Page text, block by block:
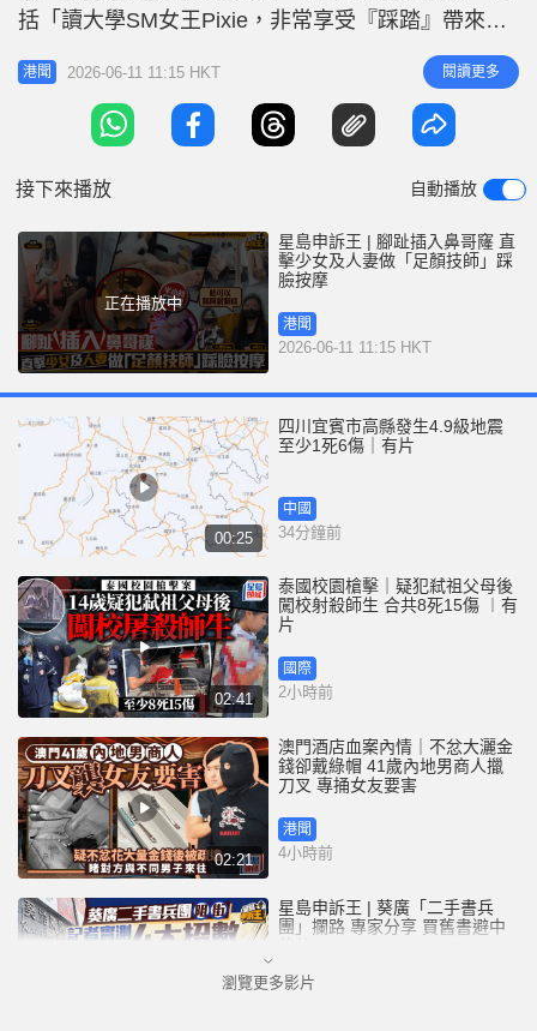
n
括「讀大學SM女王Pixie，非常享受『踩踏』帶來的
支配感」、「Anna在女僕咖啡廳工作，腳底帶甜甜
香氣」。網上技師一欄約有二十人可供選擇，大部分
只見到腳部，未能清楚看到樣貌。 不少網友看過介
紹後表示「刷新三觀」，有人直言「好恐怖，適合變
港聞 2026-06-11 11:15 HKT 閱讀更多
接下來播放 自動播放
正在播放中
星島申訴王 | 腳趾插入鼻哥窿 直
擊少女及人妻做「足顏技師」踩
臉按摩
港聞
2026-06-11 11:15 HKT
00:25
四川宜賓市高縣發生4.9級地震
至少1死6傷｜有片
中國
34分鐘前
02:41
泰國校園槍擊｜疑犯弒祖父母後
闖校射殺師生 合共8死15傷 ︱有
片
國際
2小時前
02:21
澳門酒店血案內情｜不忿大灑金
錢卻戴綠帽 41歲內地男商人擸
刀叉 專捅女友要害
港聞
4小時前
星島申訴王 | 葵廣「二手書兵
團」攔路 專家分享 買舊書避中
港聞
瀏覽更多影片